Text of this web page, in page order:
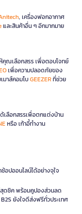
, เครื่องฟอกอากาศ
และสินค้าอื่น ๆ อีกมากมาย
ณเลือกสรร เพื่อตอบโจทย์
เพื่อความปลอดภัยของ
มาส์คอมโบGEEZERที่ช่วย
ลือกสรรเพื่อตกแต่งบ้าน
หรือ เก้าอี้ทำงาน
อปออนไลน์ได้อย่างจุใจ
สุดชิค พร้อมคูปองส่วนลด
ยังใจดีส่งฟรีทั่วประเทศ